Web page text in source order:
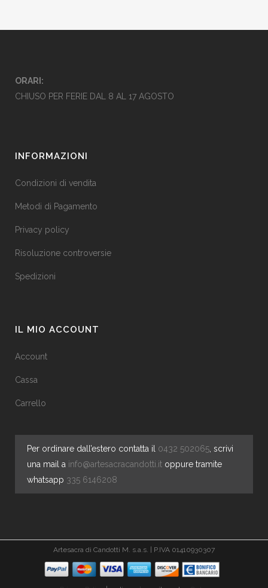
ORARI:
CHIUSO PER FERIE DAL 8 AL 17 AGOSTO
INFORMAZIONI
Condizioni di vendita
Metodi di Pagamento
Privacy policy
Risoluzione controversie
Spedizioni
IL MIO ACCOUNT
Account
Cassa
Carrello
Per ordinare dall’estero contatta il 0432 502065 , scrivi
una mail a info@artesacracandotti.it oppure tramite
whatsapp 335 6146208
Artesacra di Candotti M. s.a.s. | P.IVA 01410930307